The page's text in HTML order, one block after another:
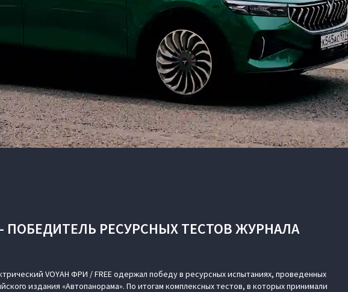
— ПОБЕДИТЕЛЬ РЕСУРСНЫХ ТЕСТОВ ЖУРНАЛА
VOYAH ФРИ / FREE одержал победу в ресурсных испытаниях, проведенных
издания «Автопанорама». По итогам комплексных тестов, в которых принимали